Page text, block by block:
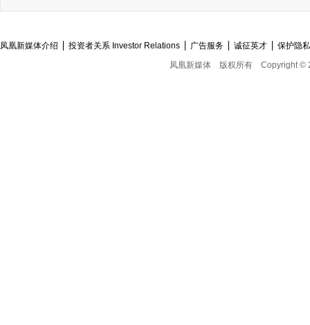
凤凰新媒体介绍 投资者关系 Investor Relations 广告服务 诚征英才
保护隐
凤凰新媒体
版权所有 Copyright ©